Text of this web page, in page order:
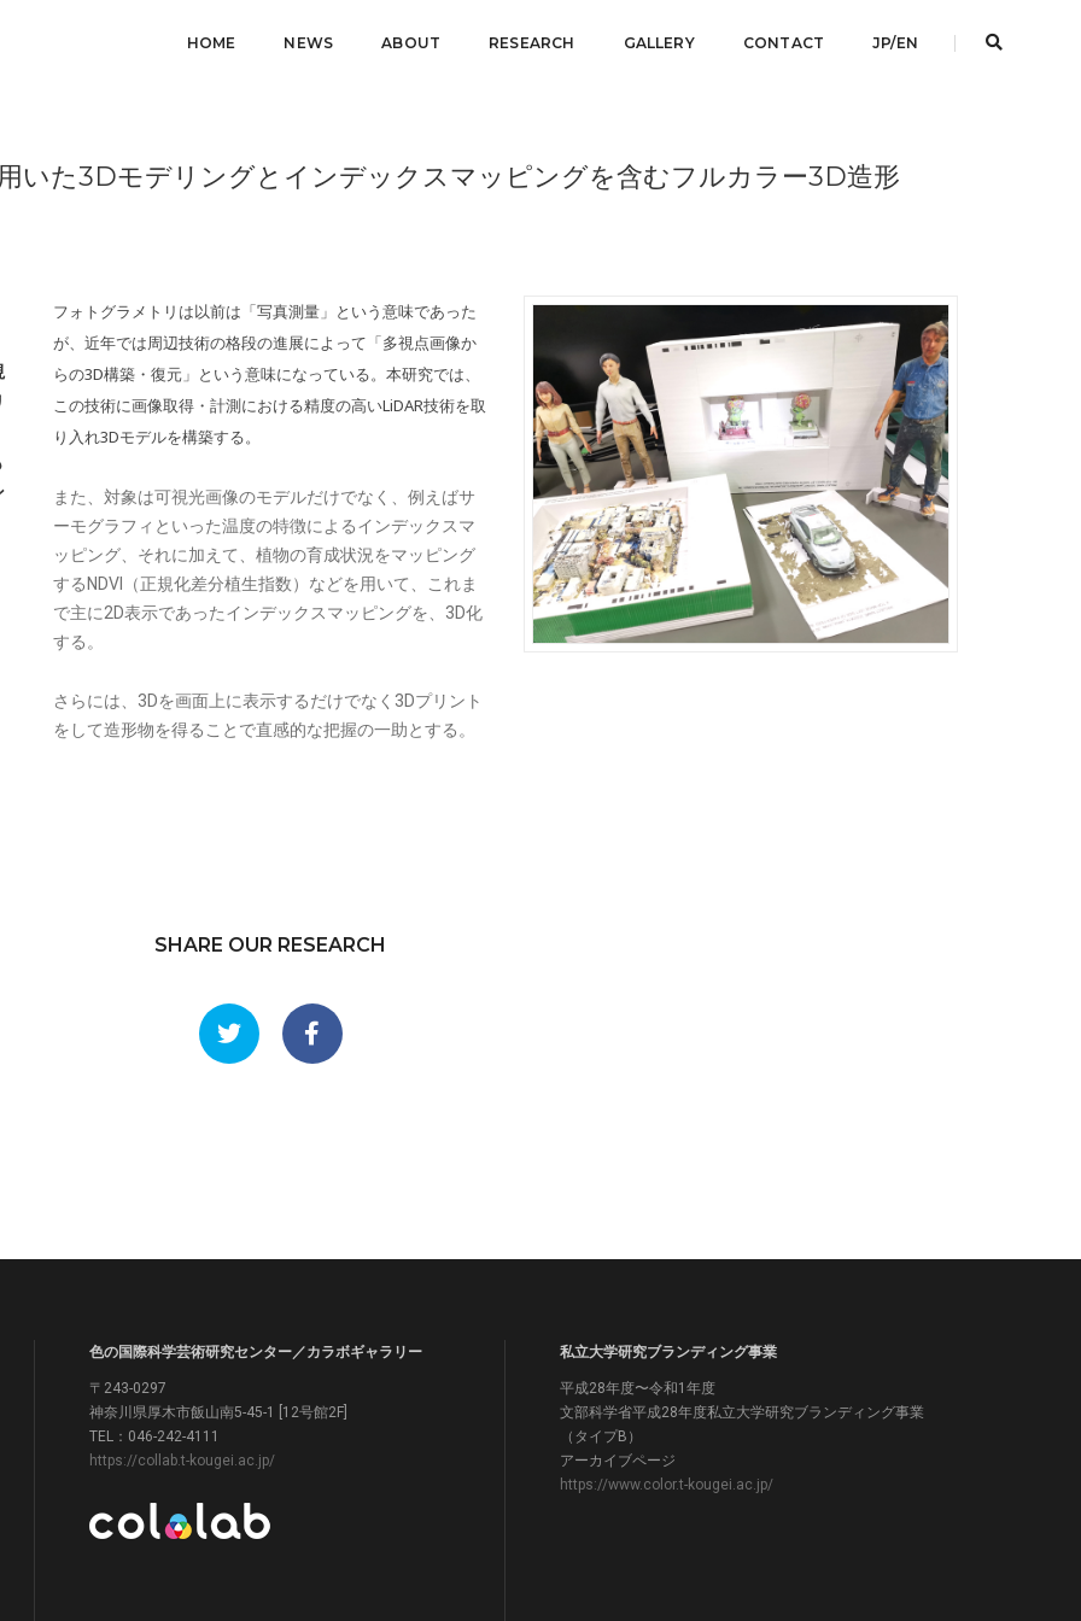
HOME NEWS ABOUT RESEARCH GALLERY CONTACT JP/EN
いた3Dモデリングとインデックスマッピングを含むフルカラー3D造形
フォトグラメトリは以前は「写真測量」という意味であった
が、近年では周辺技術の格段の進展によって「多視点画像か
らの3D構築・復元」という意味になっている。本研究では、
この技術に画像取得・計測における精度の高いLiDAR技術を取
り入れ3Dモデルを構築する。
また、対象は可視光画像のモデルだけでなく、例えばサ
ーモグラフィといった温度の特徴によるインデックスマ
ッピング、それに加えて、植物の育成状況をマッピング
するNDVI（正規化差分植生指数）などを用いて、これま
で主に2D表示であったインデックスマッピングを、3D化
する。
さらには、3Dを画面上に表示するだけでなく3Dプリント
をして造形物を得ることで直感的な把握の一助とする。
SHARE OUR RESEARCH
色の国際科学芸術研究センター／カラボギャラリー
〒243-0297
神奈川県厚木市飯山南5-45-1 [12号館2F]
TEL：046-242-4111
https://collab.t-kougei.ac.jp/
私立大学研究ブランディング事業
平成28年度〜令和1年度
文部科学省平成28年度私立大学研究ブランディング事業
（タイプB）
アーカイブページ
https://www.color.t-kougei.ac.jp/